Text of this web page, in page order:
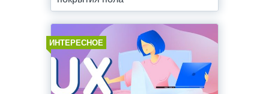
ИНТЕРЕСНОЕ